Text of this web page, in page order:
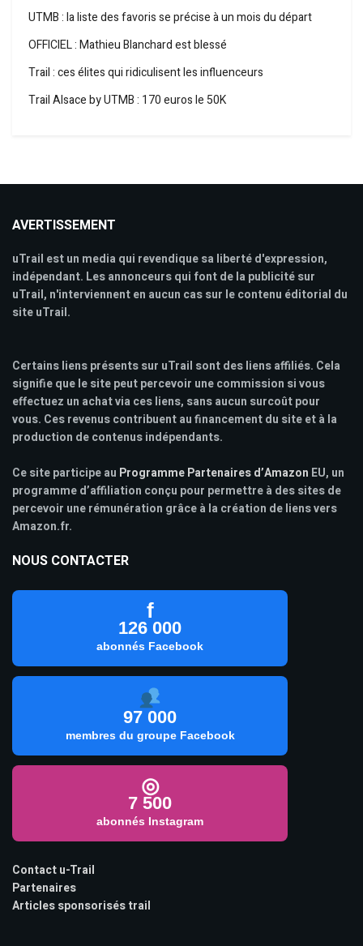
UTMB : la liste des favoris se précise à un mois du départ
OFFICIEL : Mathieu Blanchard est blessé
Trail : ces élites qui ridiculisent les influenceurs
Trail Alsace by UTMB : 170 euros le 50K
AVERTISSEMENT
uTrail est un media qui revendique sa liberté d'expression,
indépendant. Les annonceurs qui font de la publicité sur
uTrail, n'interviennent en aucun cas sur le contenu éditorial du
site uTrail.
Certains liens présents sur uTrail sont des liens affiliés. Cela
signifie que le site peut percevoir une commission si vous
effectuez un achat via ces liens, sans aucun surcoût pour
vous. Ces revenus contribuent au financement du site et à la
production de contenus indépendants.
Ce site participe au Programme Partenaires d’Amazon EU, un
programme d’affiliation conçu pour permettre à des sites de
percevoir une rémunération grâce à la création de liens vers
Amazon.fr.
NOUS CONTACTER
f
126 000
abonnés Facebook
97 000
membres du groupe Facebook
◎
7 500
abonnés Instagram
Contact u-Trail
Partenaires
Articles sponsorisés trail